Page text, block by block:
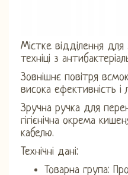
Містке відділення для
техніці з
Зовнішнє повітря
висока ефективність і
Зручна ручка для
гігієнічна окрема
кабелю.
Технічні дані:
Товарна група: